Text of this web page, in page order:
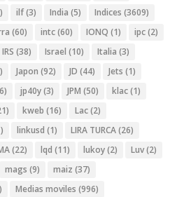
ilf(3) India (5) Indices (3609)
(60) intc(60) IONQ (1) ipc(2)
IRS (38) Israel (10) Italia (3)
Japon (92) JD (44) Jets (1)
jp40y(3) JPM (50) klac(1)
kweb (16) Lac(2)
linkusd (1) LIRA TURCA(26)
(22) lqd (11) lukoy(2) Luv(2)
mags (9) maiz (37)
Medias moviles (996)